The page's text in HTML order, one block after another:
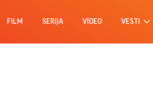
FILM SERIJA VIDEO VESTI